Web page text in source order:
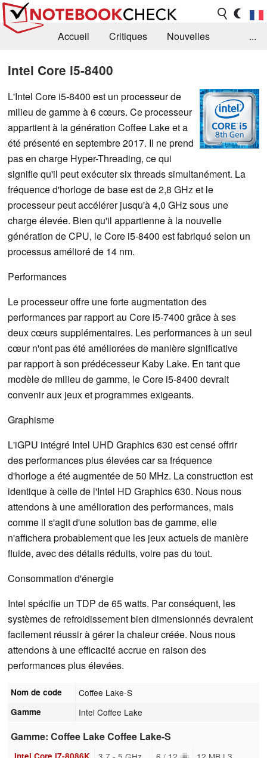
Accueil Critiques
Nouvelles
...
Intel Core i5-8400
L'Intel Core i5-8400 est un processeur de
milieu de gamme à 6 cœurs. Ce processeur
appartient à la génération Coffee Lake et a
été présenté en septembre 2017. Il ne prend
pas en charge Hyper-Threading, ce qui
signifie qu'il peut exécuter six threads simultanément. La
fréquence d'horloge de base est de 2,8 GHz et le
processeur peut accélérer jusqu'à 4,0 GHz sous une
charge élevée. Bien qu'il appartienne à la nouvelle
génération de CPU, le Core i5-8400 est fabriqué selon un
processus amélioré de 14 nm.
Performances
Le processeur offre une forte augmentation des
performances par rapport au Core i5-7400 grâce à ses
deux cœurs supplémentaires. Les performances à un seul
cœur n'ont pas été améliorées de manière significative
par rapport à son prédécesseur Kaby Lake. En tant que
modèle de milieu de gamme, le Core i5-8400 devrait
convenir aux jeux et programmes exigeants.
Graphisme
L'iGPU intégré Intel UHD Graphics 630 est censé offrir
des performances plus élevées car sa fréquence
d'horloge a été augmentée de 50 MHz. La construction est
identique à celle de l'Intel HD Graphics 630. Nous nous
attendons à une amélioration des performances, mais
comme il s'agit d'une solution bas de gamme, elle
n'affichera probablement que les jeux actuels de manière
fluide, avec des détails réduits, voire pas du tout.
Consommation d'énergie
Intel spécifie un TDP de 65 watts. Par conséquent, les
systèmes de refroidissement bien dimensionnés devraient
facilement réussir à gérer la chaleur créée. Nous nous
attendons à une efficacité accrue en raison des
performances plus élevées.
Nom de code Coffee Lake-S
Gamme Intel Coffee Lake
Gamme: Coffee Lake Coffee Lake-S